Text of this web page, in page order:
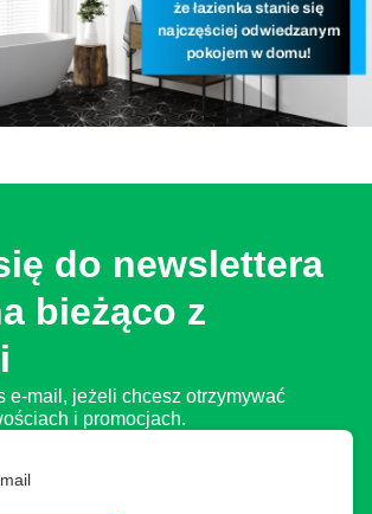
do newslettera
bieżąco z
e-mail, jeżeli chcesz otrzymywać
i promocjach.